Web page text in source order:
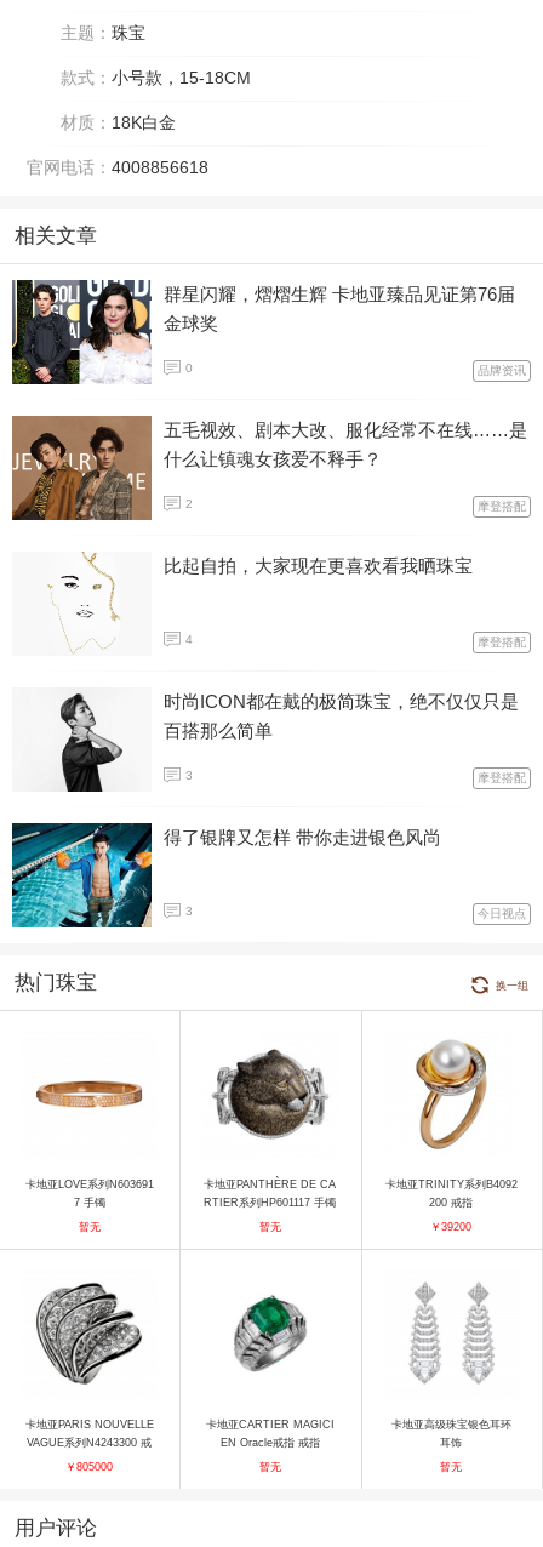
主题： 珠宝
款式： 小号款，15-18CM
材质： 18K白金
官网电话： 4008856618
相关文章
群星闪耀，熠熠生辉 卡地亚臻品见证第76届
金球奖
0 品牌资讯
五毛视效、剧本大改、服化经常不在线……是
什么让镇魂女孩爱不释手？
2 摩登搭配
比起自拍，大家现在更喜欢看我晒珠宝
4 摩登搭配
时尚ICON都在戴的极简珠宝，绝不仅仅只是
百搭那么简单
3 摩登搭配
得了银牌又怎样 带你走进银色风尚
3 今日视点
热门珠宝 换一组
卡地亚LOVE系列N603691
7 手镯
暂无
卡地亚PANTHÈRE DE CA
RTIER系列HP601117 手镯
暂无
卡地亚TRINITY系列B4092
200 戒指
￥39200
卡地亚PARIS NOUVELLE
VAGUE系列N4243300 戒
指
￥805000
卡地亚CARTIER MAGICI
EN Oracle戒指 戒指
暂无
卡地亚高级珠宝银色耳环
耳饰
暂无
用户评论